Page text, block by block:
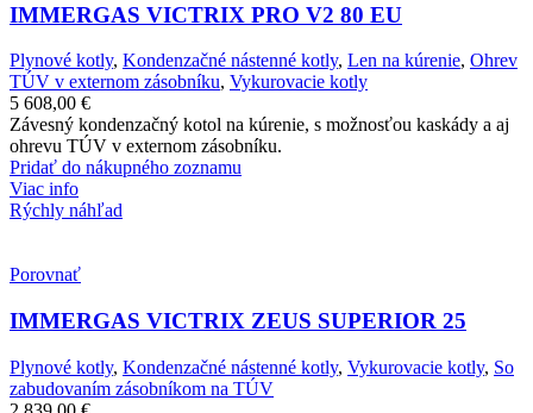
IMMERGAS VICTRIX PRO V2 80 EU
Plynové kotly, Kondenzačné nástenné kotly, Len na kúrenie, Ohrev
TÚV v externom zásobníku, Vykurovacie kotly
5 608,00 €
Závesný kondenzačný kotol na kúrenie, s možnosťou kaskády a aj
ohrevu TÚV v externom zásobníku.
Pridať do nákupného zoznamu
Viac info
Rýchly náhľad
Porovnať
IMMERGAS VICTRIX ZEUS SUPERIOR 25
Plynové kotly, Kondenzačné nástenné kotly, Vykurovacie kotly, So
zabudovaním zásobníkom na TÚV